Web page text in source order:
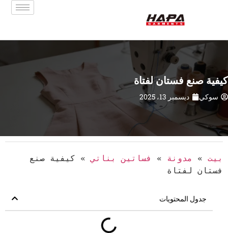
كيفية صنع فستان لفتاة
سوكي ديسمبر 13، 2025
بيت » مدونة » فساتين بناتي» كيفية صنع
فستان لفتاة
جدول المحتويات